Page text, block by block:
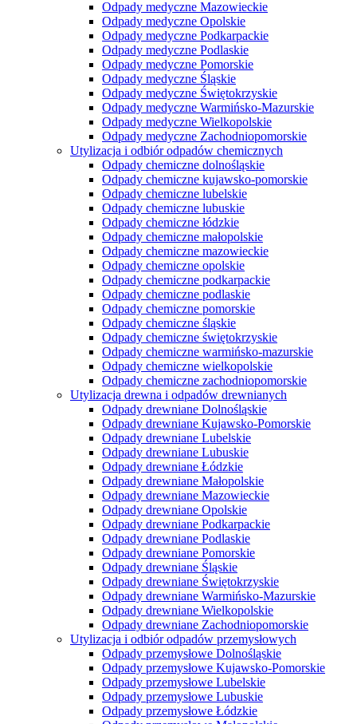
Odpady medyczne Mazowieckie
Odpady medyczne Opolskie
Odpady medyczne Podkarpackie
Odpady medyczne Podlaskie
Odpady medyczne Pomorskie
Odpady medyczne Śląskie
Odpady medyczne Świętokrzyskie
Odpady medyczne Warmińsko-Mazurskie
Odpady medyczne Wielkopolskie
Odpady medyczne Zachodniopomorskie
Utylizacja i odbiór odpadów chemicznych
Odpady chemiczne dolnośląskie
Odpady chemiczne kujawsko-pomorskie
Odpady chemiczne lubelskie
Odpady chemiczne lubuskie
Odpady chemiczne łódzkie
Odpady chemiczne małopolskie
Odpady chemiczne mazowieckie
Odpady chemiczne opolskie
Odpady chemiczne podkarpackie
Odpady chemiczne podlaskie
Odpady chemiczne pomorskie
Odpady chemiczne śląskie
Odpady chemiczne świętokrzyskie
Odpady chemiczne warmińsko-mazurskie
Odpady chemiczne wielkopolskie
Odpady chemiczne zachodniopomorskie
Utylizacja drewna i odpadów drewnianych
Odpady drewniane Dolnośląskie
Odpady drewniane Kujawsko-Pomorskie
Odpady drewniane Lubelskie
Odpady drewniane Lubuskie
Odpady drewniane Łódzkie
Odpady drewniane Małopolskie
Odpady drewniane Mazowieckie
Odpady drewniane Opolskie
Odpady drewniane Podkarpackie
Odpady drewniane Podlaskie
Odpady drewniane Pomorskie
Odpady drewniane Śląskie
Odpady drewniane Świętokrzyskie
Odpady drewniane Warmińsko-Mazurskie
Odpady drewniane Wielkopolskie
Odpady drewniane Zachodniopomorskie
Utylizacja i odbiór odpadów przemysłowych
Odpady przemysłowe Dolnośląskie
Odpady przemysłowe Kujawsko-Pomorskie
Odpady przemysłowe Lubelskie
Odpady przemysłowe Lubuskie
Odpady przemysłowe Łódzkie